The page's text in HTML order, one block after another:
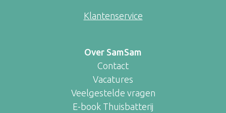
Klantenservice
Over SamSam
Contact
Vacatures
Veelgestelde vragen
E-book Thuisbatterij